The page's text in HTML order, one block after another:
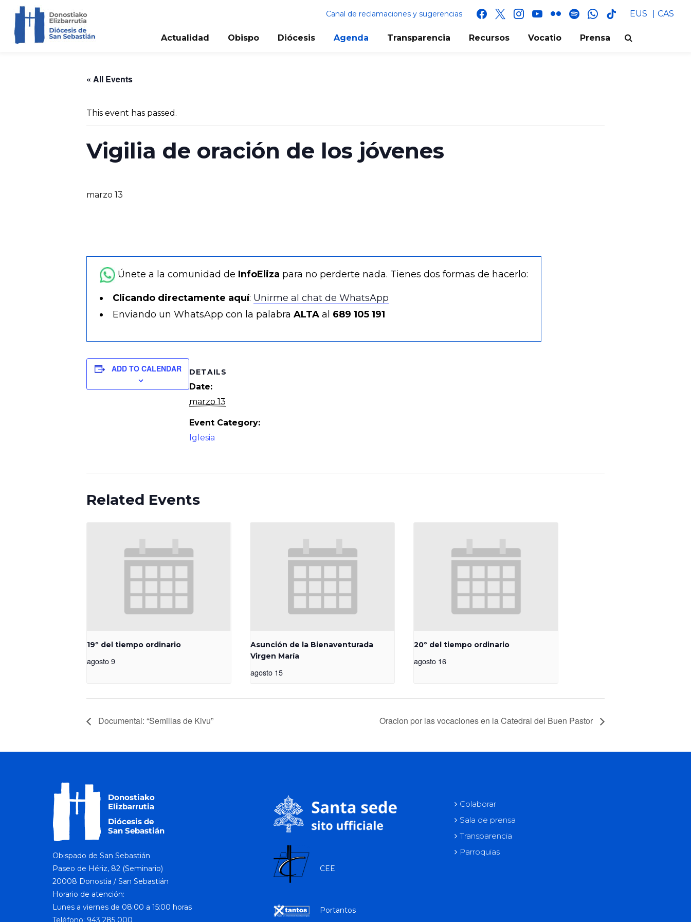
Canal de reclamaciones y sugerencias facebook
x instagram
youtube
flickr spotifywhatsapp
tik
EUS CAS
Actualidad Obispo Diócesis Agenda Transparencia Recursos Vocatio Prensa
« All Events
This event has passed.
Vigilia de oración de los jóvenes
marzo 13
Únete a la comunidad de InfoEliza para no perderte nada. Tienes dos formas de hacerlo:
Clicando directamente aquí: Unirme al chat de WhatsApp
Enviando un WhatsApp con la palabra ALTA al 689 105 191
ADD TO CALENDAR DETAILS
Date:
marzo 13
Event Category:
Iglesia
Related Events
19º del tiempo ordinario
agosto 9
Asunción de la Bienaventurada
Virgen María
agosto 15
20º del tiempo ordinario
agosto 16
Documental: “Semillas de Kivu” Oracion por las vocaciones en la Catedral del Buen Pastor
Obispado de San Sebastián
Paseo de Hériz, 82 (Seminario)
20008 Donostia / San Sebastián
Horario de atención:
Lunes a viernes de 08:00 a 15:00 horas
Teléfono: 943 285 000
CEE
Portantos
Colaborar
Sala de prensa
Transparencia
Parroquias